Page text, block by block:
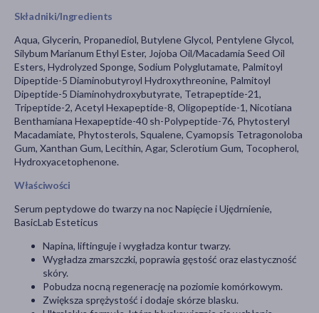
Składniki/Ingredients
Aqua, Glycerin, Propanediol, Butylene Glycol, Pentylene Glycol,
Silybum Marianum Ethyl Ester, Jojoba Oil/Macadamia Seed Oil
Esters, Hydrolyzed Sponge, Sodium Polyglutamate, Palmitoyl
Dipeptide-5 Diaminobutyroyl Hydroxythreonine, Palmitoyl
Dipeptide-5 Diaminohydroxybutyrate, Tetrapeptide-21,
Tripeptide-2, Acetyl Hexapeptide-8, Oligopeptide-1, Nicotiana
Benthamiana Hexapeptide-40 sh-Polypeptide-76, Phytosteryl
Macadamiate, Phytosterols, Squalene, Cyamopsis Tetragonoloba
Gum, Xanthan Gum, Lecithin, Agar, Sclerotium Gum, Tocopherol,
Hydroxyacetophenone.
Właściwości
Serum peptydowe do twarzy na noc Napięcie i Ujędrnienie,
BasicLab Esteticus
Napina, liftinguje i wygładza kontur twarzy.
Wygładza zmarszczki, poprawia gęstość oraz elastyczność
skóry.
Pobudza nocną regenerację na poziomie komórkowym.
Zwiększa sprężystość i dodaje skórze blasku.